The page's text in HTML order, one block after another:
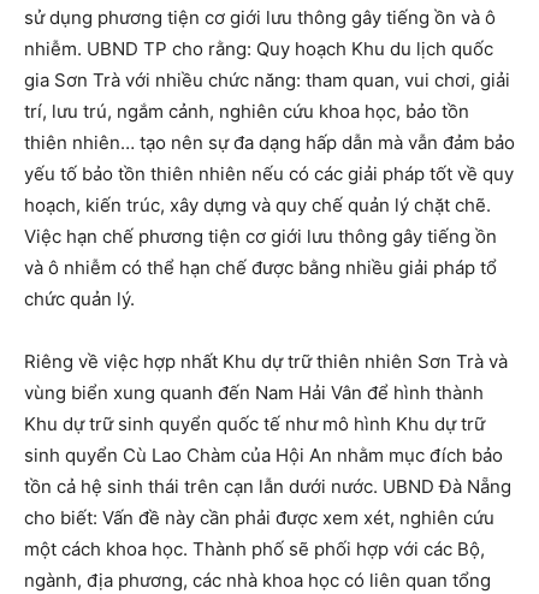
sử dụng phương tiện cơ giới lưu thông gây tiếng ồn và ô
nhiễm. UBND TP cho rằng: Quy hoạch Khu du lịch quốc
gia Sơn Trà với nhiều chức năng: tham quan, vui chơi, giải
trí, lưu trú, ngắm cảnh, nghiên cứu khoa học, bảo tồn
thiên nhiên… tạo nên sự đa dạng hấp dẫn mà vẫn đảm bảo
yếu tố bảo tồn thiên nhiên nếu có các giải pháp tốt về quy
hoạch, kiến trúc, xây dựng và quy chế quản lý chặt chẽ.
Việc hạn chế phương tiện cơ giới lưu thông gây tiếng ồn
và ô nhiễm có thể hạn chế được bằng nhiều giải pháp tổ
chức quản lý.
Riêng về việc hợp nhất Khu dự trữ thiên nhiên Sơn Trà và
vùng biển xung quanh đến Nam Hải Vân để hình thành
Khu dự trữ sinh quyển quốc tế như mô hình Khu dự trữ
sinh quyển Cù Lao Chàm của Hội An nhằm mục đích bảo
tồn cả hệ sinh thái trên cạn lẫn dưới nước. UBND Đà Nẵng
cho biết: Vấn đề này cần phải được xem xét, nghiên cứu
một cách khoa học. Thành phố sẽ phối hợp với các Bộ,
ngành, địa phương, các nhà khoa học có liên quan tổng